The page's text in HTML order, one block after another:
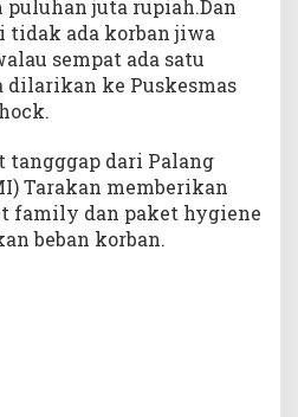
juta rupiah.Dan
ada korban jiwa
sempat ada satu
dilarikan ke Puskesmas
tangggap dari Palang
Tarakan memberikan
family dan paket hygiene
beban korban.